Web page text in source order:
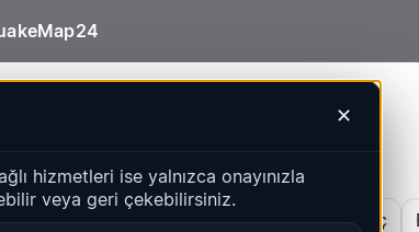
✕
hizmetleri ise yalnızca onayınızla
veya geri çekebilirsiniz.
| QuakeMap24
Geçmiş haritasını aç